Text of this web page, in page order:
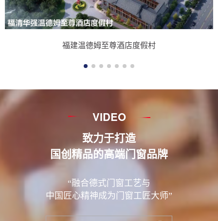
福建温德姆至尊酒店度假村
VIDEO
致力于打造
国创精品的高端门窗品牌
“融合德式门窗工艺与
中国匠心精神成为门窗工匠大师”